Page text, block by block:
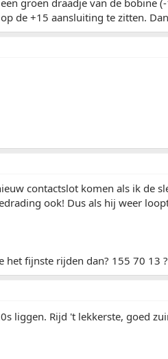
groen draadje van de bobine
de +15 aansluiting te zitten.
contactslot komen als ik de
ook! Dus als hij weer
het fijnste rijden dan? 155 70 13 ?
liggen. Rijd 't lekkerste, goed